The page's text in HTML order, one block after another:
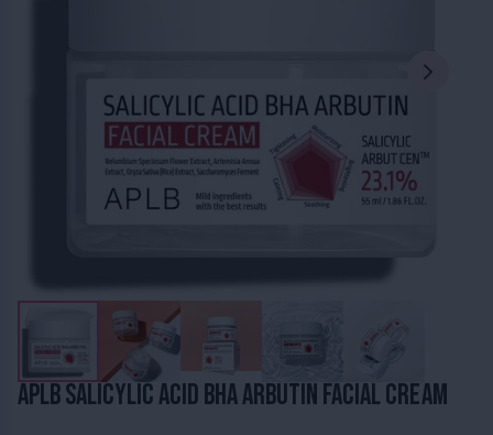
APLB Salicylic Acid BHA Arbutin Facial Cream